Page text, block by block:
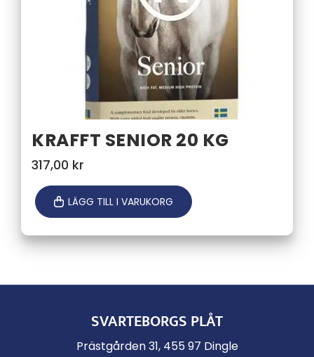
KRAFFT SENIOR 20 KG
317,00 kr
LÄGG TILL I VARUKORG
SVARTEBORGS PLÅT
Prästgården 31, 455 97 Dingle